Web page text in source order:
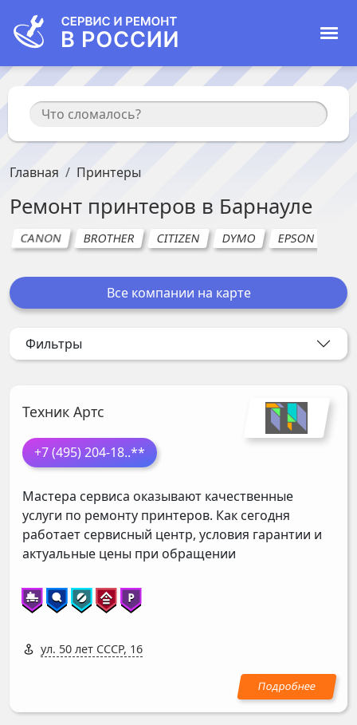
Главная Принтеры
Ремонт принтеров в Барнауле
CANON BROTHER CITIZEN DYMO EPSON
Все компании на карте
Фильтры
Техник Артс
+7 (495) 204-18..**
Мастера сервиса оказывают качественные
услуги по ремонту принтеров. Как сегодня
работает сервисный центр, условия гарантии и
актуальные цены при обращении
ул. 50 лет СССР, 16